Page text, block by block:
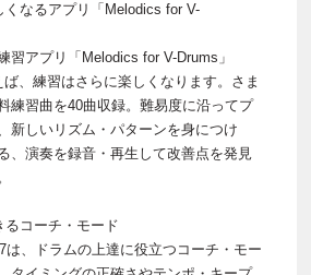
なるアプリ「Melodics for V-
習アプリ「Melodics for V-Drums」
、練習はさらに楽しくなります。さま
練習曲を40曲収録。難易度に沿ってプ
新しいリズム・パターンを身につけ
、演奏を録音・再生して改善点を発見
コーチ・モード
は、ドラムの上達に役立つコーチ・モー